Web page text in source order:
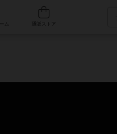
人気ボードゲーム